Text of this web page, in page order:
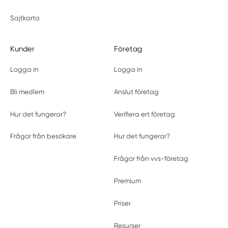
Sajtkarta
Kunder
Logga in
Bli medlem
Hur det fungerar?
Frågor från besökare
Företag
Logga in
Anslut företag
Verifiera ert företag
Hur det fungerar?
Frågor från vvs-företag
Premium
Priser
Resurser